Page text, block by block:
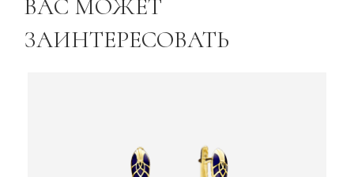
ВАС МОЖЕТ
ЗАИНТЕРЕСОВАТЬ